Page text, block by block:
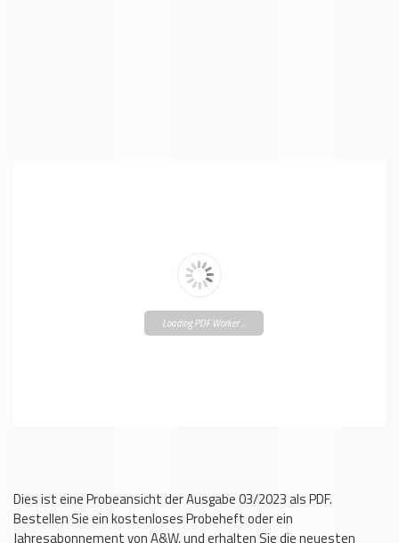
Loading PDF Worker ...
Dies ist eine Probeansicht der Ausgabe 03/2023 als PDF.
Bestellen Sie ein kostenloses Probeheft oder ein
Jahresabonnement von A&W, und erhalten Sie die neuesten